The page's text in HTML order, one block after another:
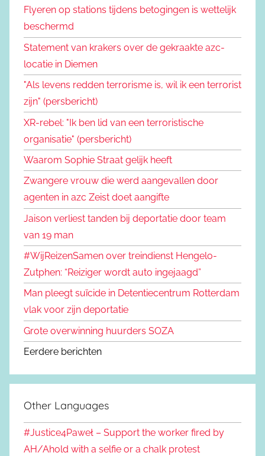
Flyeren op stations tijdens betogingen is wettelijk
beschermd
Statement van krakers over de gekraakte azc-
locatie in Diemen
"Als levens redden terrorisme is, wil ik een terrorist
zijn" (persbericht)
XR-rebel: "Ik ben lid van een terroristische
organisatie" (persbericht)
Waarom Sophie Straat gelijk heeft
Zwangere vrouw die werd aangevallen door
agenten in azc Zeist doet aangifte
Jaison verliest tanden bij deportatie door team
van 19 man
#WijReizenSamen over treindienst Hengelo-
Zutphen: “Reiziger wordt auto ingejaagd”
Man pleegt suïcide in Detentiecentrum Rotterdam
vlak voor zijn deportatie
Grote overwinning huurders SOZA
Eerdere berichten
Other Languages
#Justice4Paweł – Support the worker fired by
AH/Ahold with a selfie or a chalk protest